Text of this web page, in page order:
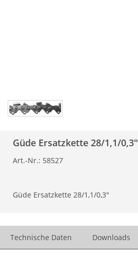
Güde Ersatzkette 28/1,1/0,3"
Art.-Nr.: 58527
Güde Ersatzkette 28/1,1/0,3"
Technische Daten Downloads